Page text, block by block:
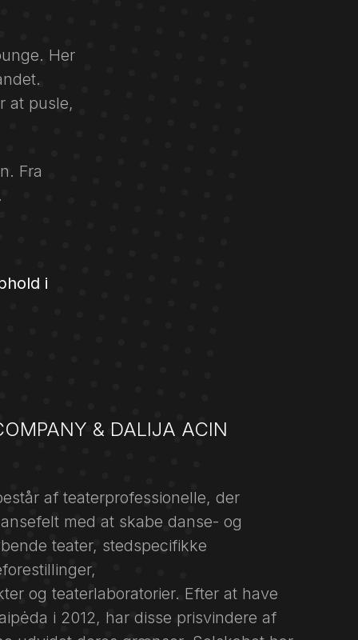
Her
at pusle,
Fra
i
& DALIJA ACIN
af teaterprofessionelle, der
med at skabe danse- og
teater, stedspecifikke
og teaterlaboratorier. Efter at have
i 2012, har disse prisvindere af